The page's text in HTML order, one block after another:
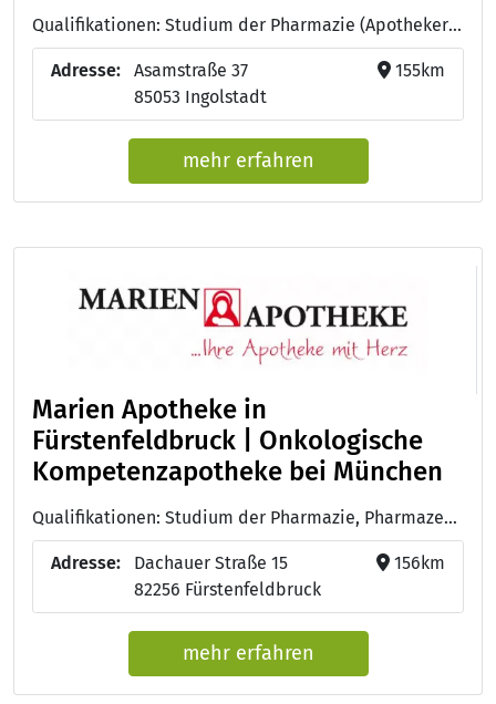
Qualifikationen: Studium der Pharmazie (Apotheker:in)
Adresse:
Asamstraße 37
85053 Ingolstadt
155km
mehr erfahren
Marien Apotheke in
Fürstenfeldbruck | Onkologische
Kompetenzapotheke bei München
Qualifikationen: Studium der Pharmazie, Pharmazeutisch-technische/r Assistent/in - PTA, Apotheker/in
Adresse:
Dachauer Straße 15
82256 Fürstenfeldbruck
156km
mehr erfahren